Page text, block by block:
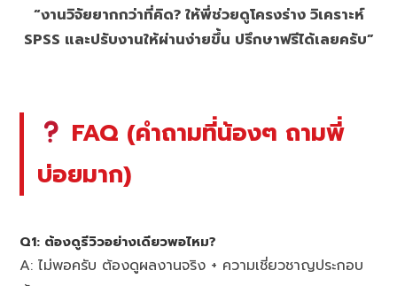
“งานวิจัยยากกว่าที่คิด? ให้พี่ช่วยดูโครงร่าง วิเคราะห์
SPSS และปรับงานให้ผ่านง่ายขึ้น ปรึกษาฟรีได้เลยครับ”
FAQ (คำถามที่น้องๆ ถามพี่
บ่อยมาก)
Q1: ต้องดูรีวิวอย่างเดียวพอไหม?
A: ไม่พอครับ ต้องดูผลงานจริง + ความเชี่ยวชาญประกอบ